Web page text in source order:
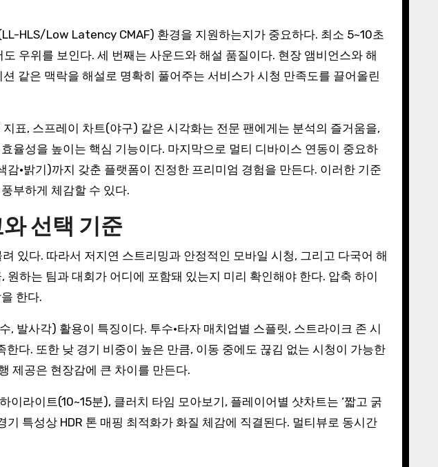
HLS/Low Latency CMAF) 환경을 지원하는지가 중요하다. 최소 5~10초
우위를 보인다. 세 번째는 사운드와 해설 품질이다. 현장 앰비언스와 해
같은 맥락을 해설로 명확히 풀어주는 서비스가 시청 만족도를 끌어올린
표, 스프레이 차트(야구) 같은 시각화는 전문 팬에게는 분석의 즐거움을,
율성을 높이는 핵심 기능이다. 마지막으로 멀티 디바이스 연동이 중요하
·밝기)까지 갖춘 플랫폼이 진정한 프리미엄 경험을 만든다. 이러한 기준
부하게 체감할 수 있다.
선택 기준
있다. 따라서 저지연 스트리밍과 안정적인 모바일 시청, 그리고 다국어 해
원하는 팀과 대회가 어디에 포함돼 있는지 미리 확인해야 한다. 압축 하이
한다.
발사각) 활용이 특징이다. 투수·타자 매치업별 스플릿, 스트라이크 존 시
다. 또한 낮 경기 비중이 높은 만큼, 이동 중에도 끊김 없는 시청이 가능한
제공은 현장감에 큰 차이를 만든다.
라이트(10~15분), 클러치 타임 모아보기, 플레이어별 샷차트는 ‘짧고 굵
특성상 HDR 톤 매핑 최적화가 화질 체감에 직결된다. 멀티뷰로 동시간